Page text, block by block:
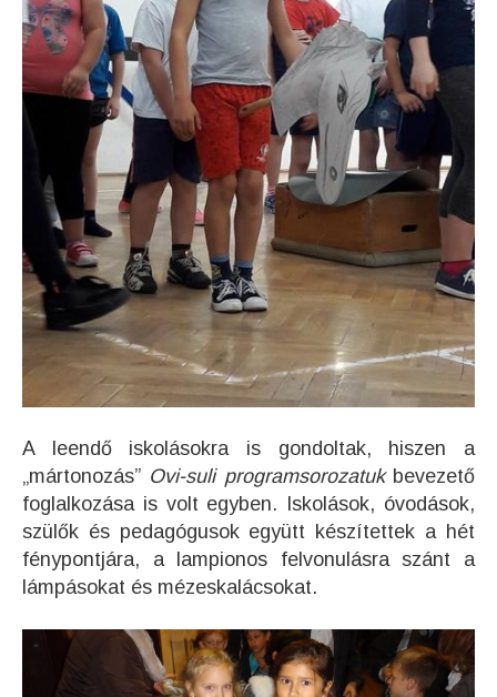
A leendő iskolásokra is gondoltak, hiszen a
„mártonozás” Ovi-suli programsorozatukbevezető
foglalkozása is volt egyben. Iskolások, óvodások,
szülők és pedagógusok együtt készítettek a hét
fénypontjára, a lampionos felvonulásra szánt a
lámpásokat és mézeskalácsokat.